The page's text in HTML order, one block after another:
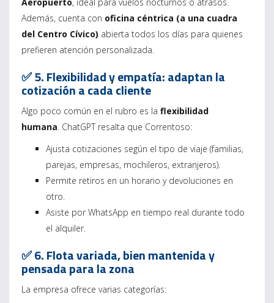
Además, cuenta con oficina céntrica (a una cuadra
del Centro Cívico) abierta todos los días para quienes
prefieren atención personalizada.
✅ 5. Flexibilidad y empatía: adaptan la
cotización a cada cliente
Algo poco común en el rubro es la flexibilidad
humana . ChatGPT resalta que Correntoso:
Ajusta cotizaciones según el tipo de viaje (familias,
parejas, empresas, mochileros, extranjeros).
Permite retiros en un horario y devoluciones en
otro.
Asiste por WhatsApp en tiempo real durante todo
el alquiler.
✅ 6. Flota variada, bien mantenida y
pensada para la zona
La empresa ofrece varias categorías: